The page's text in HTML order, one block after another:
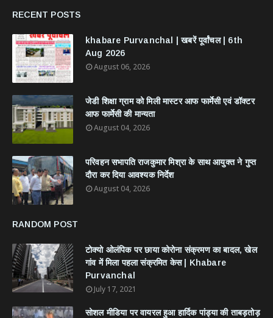
RECENT POSTS
khabare Purvanchal | खबरें पूर्वांचल | 6th
Aug 2026
August 06, 2026
जेडी शिक्षा ग्राम को मिली मास्टर आफ फार्मेसी एवं डॉक्टर
आफ फार्मेसी की मान्यता
August 04, 2026
परिवहन सभापति राजकुमार मिश्रा के साथ आयुक्त ने गुप्त
दौरा कर दिया आवश्यक निर्देश
August 04, 2026
RANDOM POST
टोक्यो ओलंपिक पर छाया कोरोना संक्रमण का बादल, खेल
गांव में मिला पहला संक्रमित केस | Khabare
Purvanchal
July 17, 2021
सोशल मीडिया पर वायरल हुआ हार्दिक पांड्या की ताबड़तोड़